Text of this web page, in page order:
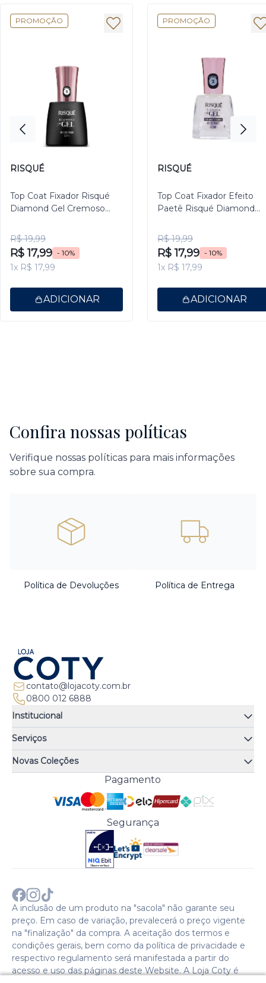
PROMOÇÃO
RISQUÉ
Top Coat Fixador Risqué
Diamond Gel Cremoso
R$ 19,99
R$ 17,99 - 10%
1x R$ 17,99
ADICIONAR
PROMOÇÃO
RISQUÉ
Top Coat Fixador Efeito
Paetê Risqué Diamond
R$ 19,99
R$ 17,99 - 10%
1x R$ 17,99
ADICIONAR
Confira nossas políticas
Verifique nossas políticas para mais informações
sobre sua compra.
Política de Devoluções Política de Entrega
contato@lojacoty.com.br
0800 012 6888
Institucional
Quem somos
Quiz de fragrâncias
Trocas e Devoluções
Troque Fácil
Perguntas Frequentes
Política de Pagamento
Política de Entrega
Política de Privacidade
Comprar com CNPJ?
Sobre a COTY no mundo
Serviços
Atendimento
Meus Pedidos
Trabalhe Conosco
Preferências de Cookies
Novas Coleções
Cenoura & Bronze
Pagamento
Segurança
A inclusão de um produto na "sacola" não garante seu
preço. Em caso de variação, prevalecerá o preço vigente
na "finalização" da compra. A aceitação dos termos e
condições gerais, bem como da política de privacidade e
respectivo regulamento será manifestada a partir do
acesso e uso das páginas deste Website. A Loja Coty é